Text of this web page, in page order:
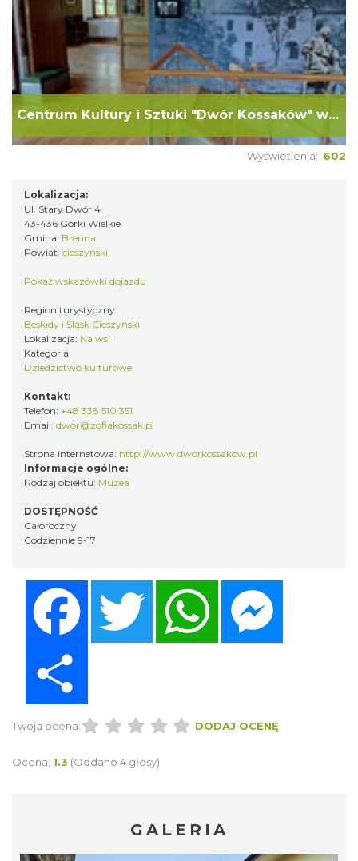
Centrum Kultury i Sztuki "Dwór Kossaków" w Górkach Wielkich
Wyświetlenia: 602
Lokalizacja:
Ul. Stary Dwór 4
43-436 Górki Wielkie
Gmina: Brenna
Powiat: cieszyński
Pokaż wskazówki dojazdu
Region turystyczny:
Beskidy i Śląsk Cieszyński
Lokalizacja: Na wsi
Kategoria:
Dziedzictwo kulturowe
Kontakt:
Telefon: +48 338 510 351
Email: dwor@zofiakossak.pl
Strona internetowa: http://www.dworkossakow.pl
Informacje ogólne:
Rodzaj obiektu: Muzea
DOSTĘPNOŚĆ
Całoroczny
Codziennie 9-17
Twitter WhatsApp
Twoja ocena: DODAJ OCENĘ
Ocena: 1.3 (Oddano 4 głosy)
GALERIA